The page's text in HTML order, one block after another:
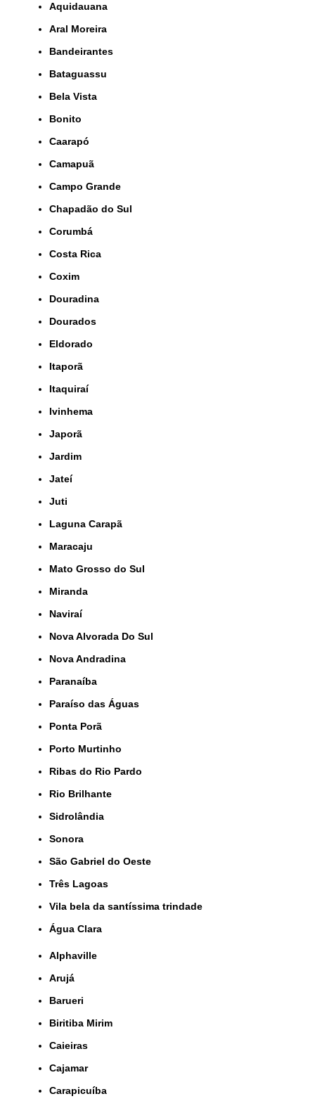
Aquidauana
Aral Moreira
Bandeirantes
Bataguassu
Bela Vista
Bonito
Caarapó
Camapuã
Campo Grande
Chapadão do Sul
Corumbá
Costa Rica
Coxim
Douradina
Dourados
Eldorado
Itaporã
Itaquiraí
Ivinhema
Japorã
Jardim
Jateí
Juti
Laguna Carapã
Maracaju
Mato Grosso do Sul
Miranda
Naviraí
Nova Alvorada Do Sul
Nova Andradina
Paranaíba
Paraíso das Águas
Ponta Porã
Porto Murtinho
Ribas do Rio Pardo
Rio Brilhante
Sidrolândia
Sonora
São Gabriel do Oeste
Três Lagoas
Vila bela da santíssima trindade
Água Clara
Alphaville
Arujá
Barueri
Biritiba Mirim
Caieiras
Cajamar
Carapicuíba